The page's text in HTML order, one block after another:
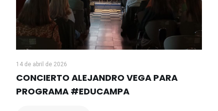
14 de abril de 2026
CONCIERTO ALEJANDRO VEGA PARA
PROGRAMA #EDUCAMPA